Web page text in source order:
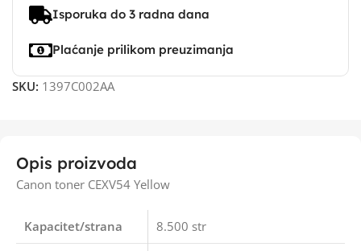
Isporuka do 3 radna dana
Plaćanje prilikom preuzimanja
SKU: 1397C002AA
Opis proizvoda
Canon toner CEXV54 Yellow
Kapacitet/strana 8.500 str